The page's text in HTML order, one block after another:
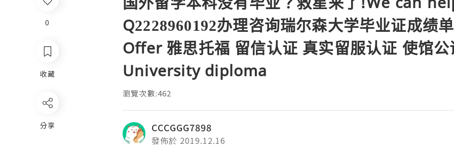
Q2228960192办理咨询瑞尔森大学毕业证成绩
Offer 雅思托福 留信认证 真实留服认证 使馆
University diploma
瀏覽次數:462
CCCGGG7898
發佈於 2019.12.16
0
收藏
分享